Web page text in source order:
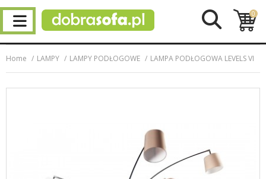
0
Home LAMPY LAMPY PODŁOGOWE LAMPA PODŁOGOWA LEVELS VI